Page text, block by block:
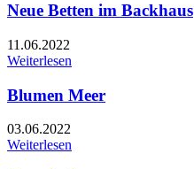
Neue Betten im Backhaus
11.06.2022
Weiterlesen
Blumen Meer
03.06.2022
Weiterlesen